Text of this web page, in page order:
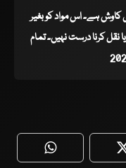
کی کاوش ہے۔ اس مواد کو بغیر
کرنا درست نہیں۔ تمام
WhatsApp